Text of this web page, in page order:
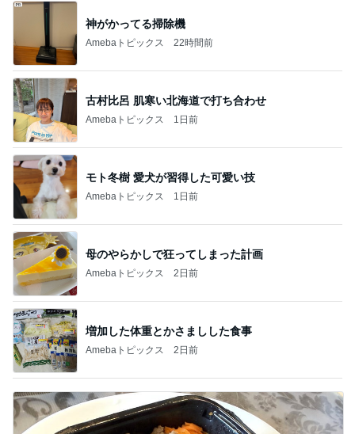
神がかってる掃除機
Amebaトピックス 22時間前
古村比呂 肌寒い北海道で打ち合わせ
Amebaトピックス 1日前
モト冬樹 愛犬が習得した可愛い技
Amebaトピックス 1日前
母のやらかしで狂ってしまった計画
Amebaトピックス 2日前
増加した体重とかさましした食事
Amebaトピックス 2日前